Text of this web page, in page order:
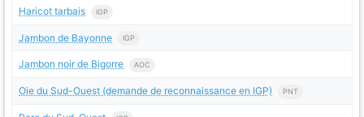
Haricot tarbais IGP
Jambon de Bayonne IGP
Jambon noir de Bigorre AOC
Oie du Sud-Ouest (demande de reconnaissance en IGP) PNT